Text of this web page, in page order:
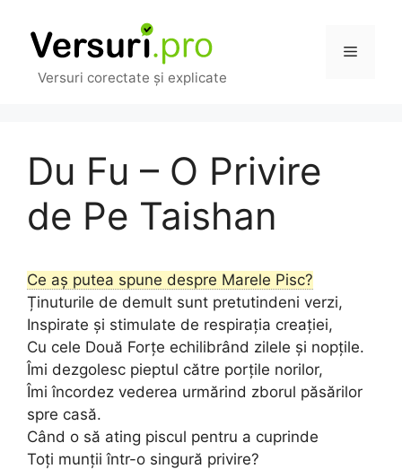
conținut
Versuri corectate și explicate
Meniu
Du Fu – O Privire
de Pe Taishan
Ce aș putea spune despre Marele Pisc?
Ținuturile de demult sunt pretutindeni verzi,
Inspirate și stimulate de respirația creației,
Cu cele Două Forțe echilibrând zilele și nopțile.
Îmi dezgolesc pieptul către porțile norilor,
Îmi încordez vederea urmărind zborul păsărilor
spre casă.
Când o să ating piscul pentru a cuprinde
Toți munții într-o singură privire?